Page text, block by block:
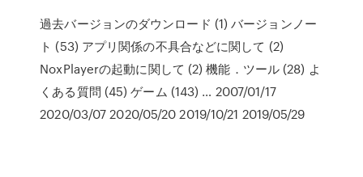
過去バージョンのダウンロード (1) バージョンノー
ト (53) アプリ関係の不具合などに関して (2)
NoxPlayerの起動に関して (2) 機能．ツール (28) よ
くある質問 (45) ゲーム (143) … 2007/01/17
2020/03/07 2020/05/20 2019/10/21 2019/05/29